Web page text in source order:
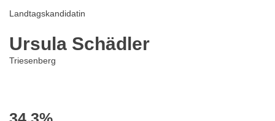
Landtagskandidatin
Ursula Schädler
Triesenberg